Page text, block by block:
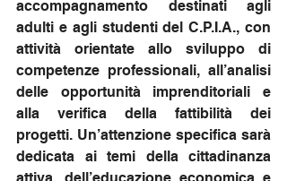
accompagnamento destinati agli
adulti e agli studenti del C.P.I.A., con
attività orientate allo sviluppo di
competenze professionali, all’analisi
delle opportunità imprenditoriali e
alla verifica della fattibilità dei
progetti. Un’attenzione specifica sarà
dedicata ai temi della cittadinanza